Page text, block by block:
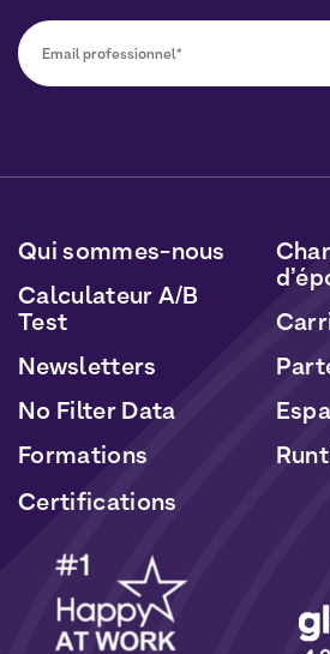
données seront traitées
Qui sommes-nous
Calculateur A/B
Test
Newsletters
No Filter Data
Formations
Certifications